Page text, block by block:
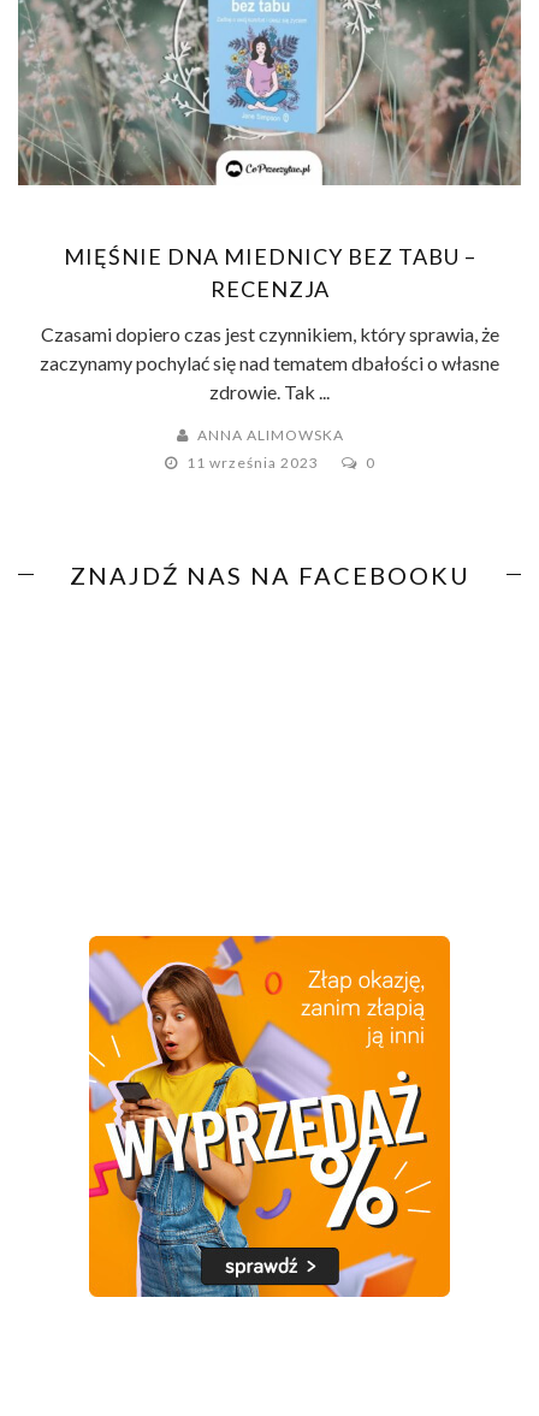
MIĘŚNIE DNA MIEDNICY BEZ TABU –
RECENZJA
Czasami dopiero czas jest czynnikiem, który sprawia, że
zaczynamy pochylać się nad tematem dbałości o własne
zdrowie. Tak ...
ANNA ALIMOWSKA
11 września 2023
0
ZNAJDŹ NAS NA FACEBOOKU